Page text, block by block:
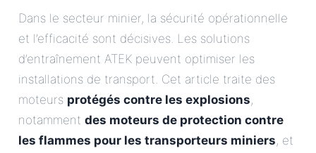
Dans le secteur minier, la sécurité opérationnelle
et l’efficacité sont décisives. Les solutions
d’entraînement ATEK peuvent optimiser les
installations de transport. Cet article traite des
moteurs protégés contre les explosions,
notamment des moteurs de protection contre
les flammes pour les transporteurs miniers, et